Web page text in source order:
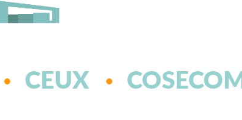
CEUX COSECOM